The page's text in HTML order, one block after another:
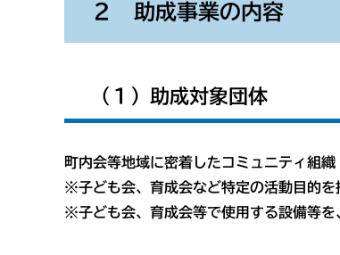
２ 助成事業の内容
（１）助成対象団体
町内会等地域に密着したコミュニティ組織
※子ども会、育成会など特定の活動目的を
※子ども会、育成会等で使用する設備等を